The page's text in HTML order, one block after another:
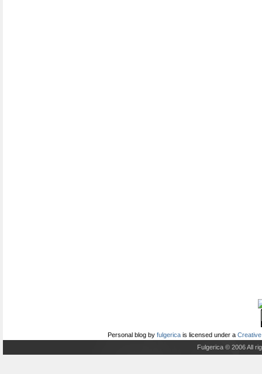
Personal blog by fulgerica is licensed under a
Fulgerica © 2006 All